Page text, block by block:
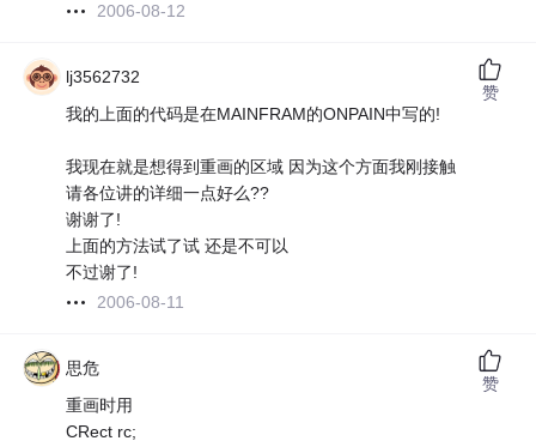
2006-08-12
lj3562732
我的上面的代码是在MAINFRAM的ONPAIN中写的!
我现在就是想得到重画的区域 因为这个方面我刚接触
请各位讲的详细一点好么??
谢谢了!
上面的方法试了试 还是不可以
不过谢了!
2006-08-11
赞
思危
重画时用
CRect rc;
赞